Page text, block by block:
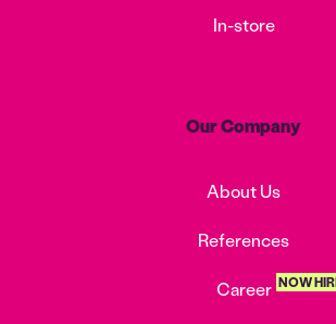
In-store
Our Company
About Us
References
Career NOW